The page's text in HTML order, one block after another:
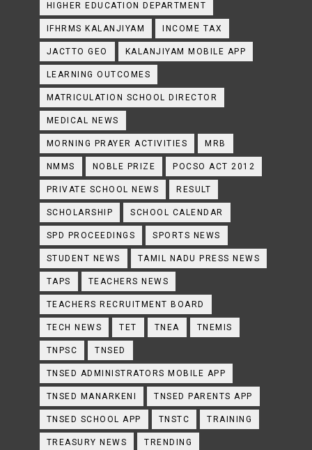
HIGHER EDUCATION DEPARTMENT
IFHRMS KALANJIYAM INCOME TAX
JACTTO GEO KALANJIYAM MOBILE APP
LEARNING OUTCOMES
MATRICULATION SCHOOL DIRECTOR
MEDICAL NEWS
MORNING PRAYER ACTIVITIES MRB
NMMS NOBLE PRIZE POCSO ACT 2012
PRIVATE SCHOOL NEWS RESULT
SCHOLARSHIP SCHOOL CALENDAR
SPD PROCEEDINGS SPORTS NEWS
STUDENT NEWS TAMIL NADU PRESS NEWS
TAPS TEACHERS NEWS
TEACHERS RECRUITMENT BOARD
TECH NEWS TET TNEA TNEMIS
TNPSC TNSED
TNSED ADMINISTRATORS MOBILE APP
TNSED MANARKENI TNSED PARENTS APP
TNSED SCHOOL APP TNSTC TRAINING
TREASURY NEWS TRENDING